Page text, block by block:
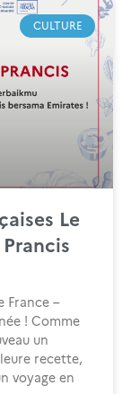
CULTURE
Le
France –
! Comme
un
recette,
voyage en